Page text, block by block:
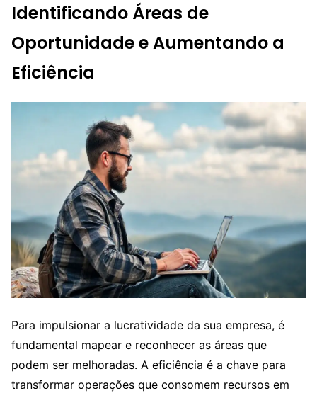
Identificando Áreas de
Oportunidade e Aumentando a
Eficiência
Para impulsionar a lucratividade da sua empresa, é
fundamental mapear e reconhecer as áreas que
podem ser melhoradas. A eficiência é a chave para
transformar operações que consomem recursos em